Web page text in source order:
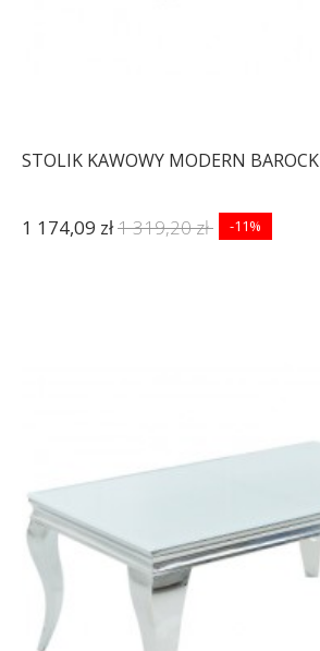
STOLIK KAWOWY MODERN BAROCK
1 174,09 zł1 319,20 zł -11%